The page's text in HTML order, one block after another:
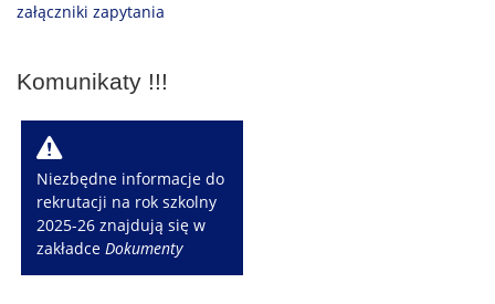
załączniki zapytania
Komunikaty !!!
W
Niezbędne informacje do
rekrutacji na rok szkolny
2025-26 znajdują się w
zakładceDokumenty